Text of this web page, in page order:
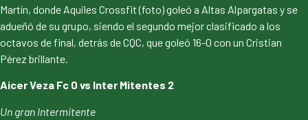
Martín, donde Aquiles Crossfit (foto) goleó a Altas Alpargatas y se
adueñó de su grupo, siendo el segundo mejor clasificado a los
octavos de final, detrás de CQC, que goleó 16-0 con un Cristian
Pérez brillante.
Aicer Veza Fc 0 vs Inter Mitentes 2
Un gran Intermitente